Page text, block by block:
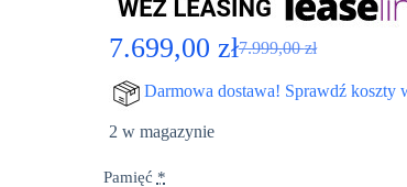
7.999,00zł
Pierwotna
cena
wynosiła:
7.699,00 zł
Aktualna
cena
wynosi:
Darmowa dostawa! Sprawdź koszty
2 w magazynie
Pamięć *